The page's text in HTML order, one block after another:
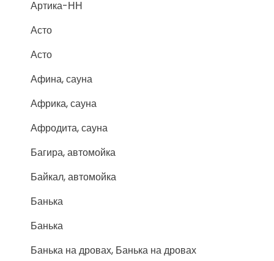
Артика-НН
Асто
Асто
Афина, сауна
Африка, сауна
Афродита, сауна
Багира, автомойка
Байкал, автомойка
Банька
Банька
Банька на дровах, Банька на дровах